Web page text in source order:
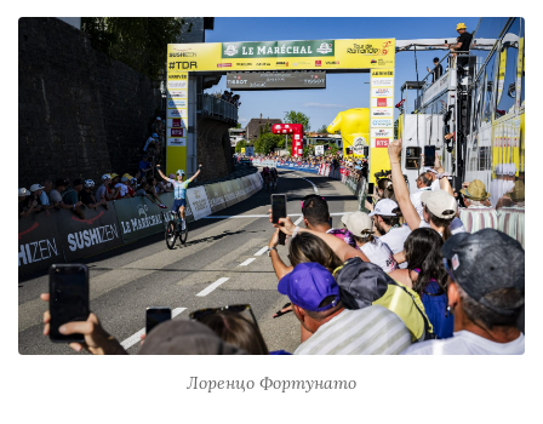
Лоренцо Фортунато